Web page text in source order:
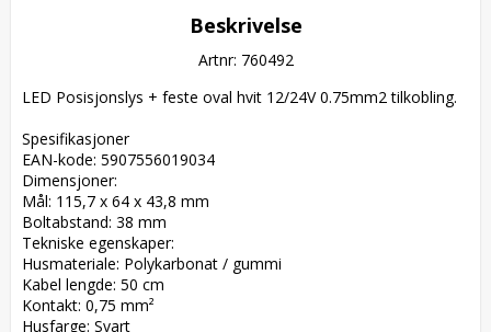
Beskrivelse
Artnr: 760492
LED Posisjonslys + feste oval hvit 12/24V 0.75mm2 tilkobling.
Spesifikasjoner
EAN-kode: 5907556019034
Dimensjoner:
Mål: 115,7 x 64 x 43,8 mm
Boltabstand: 38 mm
Tekniske egenskaper:
Husmateriale: Polykarbonat / gummi
Kabel lengde: 50 cm
Kontakt: 0,75 mm²
Husfarge: Svart